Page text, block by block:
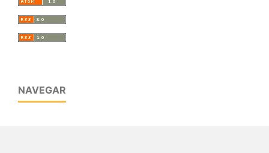
NAVEGAR